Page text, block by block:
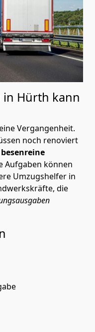
in Hürth kann
Vergangenheit.
noch renoviert
besenreine
Aufgaben können
Umzugshelfer in
die